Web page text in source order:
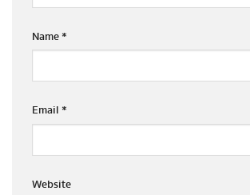
Name*
Email *
Website